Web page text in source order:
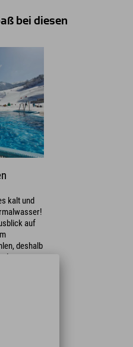
bei diesen
kalt und
auf
deshalb
und
die
nicht!
mit